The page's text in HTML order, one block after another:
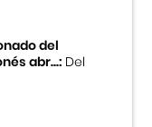
del
abr...:Del